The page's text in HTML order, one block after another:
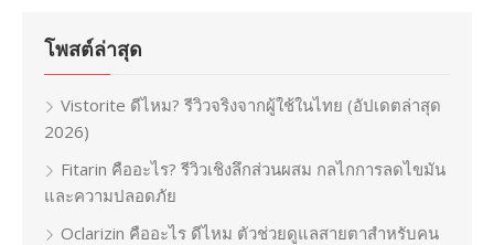
โพสต์ล่าสุด
Vistorite ดีไหม? รีวิวจริงจากผู้ใช้ในไทย (อัปเดตล่าสุด
2026)
Fitarin คืออะไร? รีวิวเชิงลึกส่วนผสม กลไกการลดไขมัน
และความปลอดภัย
Oclarizin คืออะไร ดีไหม ตัวช่วยดูแลสายตาสำหรับคน